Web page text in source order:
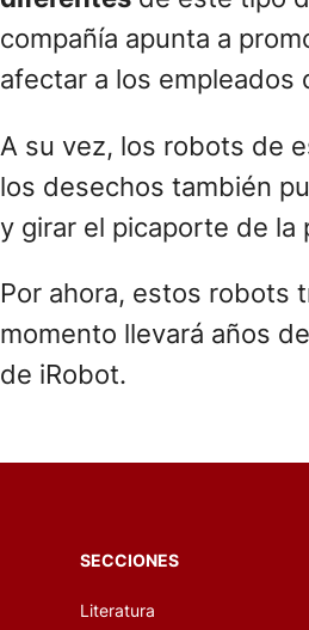
compañía apunta a
afectar a los empleados
A su vez, los robots de
los desechos también
y girar el picaporte de la
Por ahora, estos robots
momento llevará años
de iRobot.
SECCIONES
Literatura